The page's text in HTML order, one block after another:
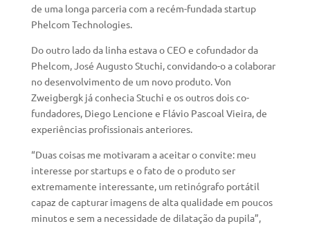
de uma longa parceria com a recém-fundada startup
Phelcom Technologies.
Do outro lado da linha estava o CEO e cofundador da
Phelcom, José Augusto Stuchi, convidando-o a colaborar
no desenvolvimento de um novo produto. Von
Zweigbergk já conhecia Stuchi e os outros dois co-
fundadores, Diego Lencione e Flávio Pascoal Vieira, de
experiências profissionais anteriores.
“Duas coisas me motivaram a aceitar o convite: meu
interesse por startups e o fato de o produto ser
extremamente interessante, um retinógrafo portátil
capaz de capturar imagens de alta qualidade em poucos
minutos e sem a necessidade de dilatação da pupila”,